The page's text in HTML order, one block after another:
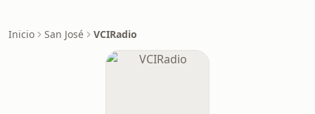
Inicio San José VCIRadio